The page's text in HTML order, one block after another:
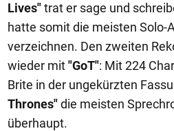
Lives"trat er sage und
hatte somit die meisten Solo-
verzeichnen. Den zweiten
wieder mit"GoT": Mit 224
Brite in der ungekürzten
Thrones"die meisten
überhaupt.